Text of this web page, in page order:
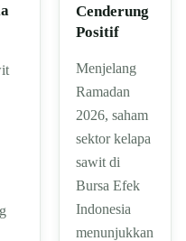
Cenderung
Positif
Menjelang
Ramadan
2026, saham
sektor kelapa
sawit di
Bursa Efek
Indonesia
menunjukkan